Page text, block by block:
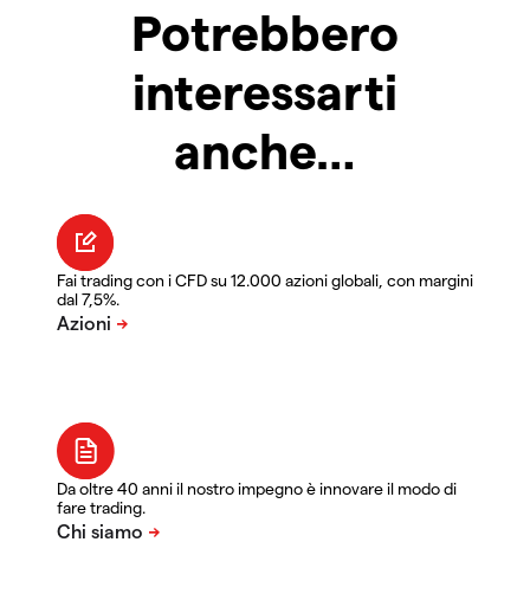
Potrebbero
interessarti
anche…
Fai trading con i CFD su 12.000 azioni globali, con margini
dal 7,5%.
Da oltre 40 anni il nostro impegno è innovare il modo di
fare trading.